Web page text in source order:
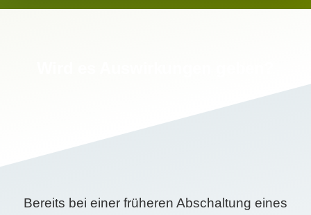
Bereits bei einer früheren Abschaltung eines